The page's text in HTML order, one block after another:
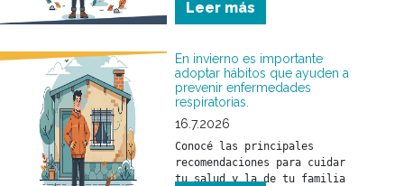
recomendaciones para cuidar
tu salud y la de tu familia
Leer más
En invierno es importante
adoptar hábitos que ayuden a
prevenir enfermedades
respiratorias.
16.7.2026
Conocé las principales
recomendaciones para cuidar
tu salud y la de tu familia